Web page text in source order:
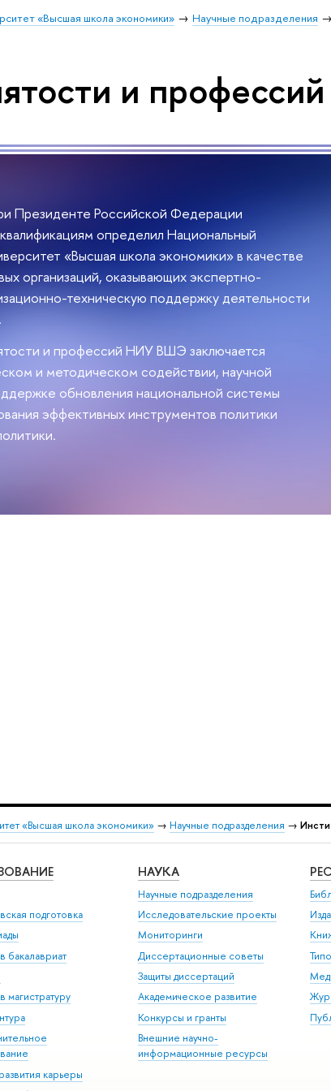
«Высшая школа экономики» Научные подразделения
и профессий
Президенте Российской Федерации
определил Национальный
«Высшая школа экономики» в качестве
организаций, оказывающих экспертно-
техническую поддержку деятельности
и профессий НИУ ВШЭ заключается
и методическом содействии, научной
обновления национальной системы
эффективных инструментов политики
«Высшая школа экономики» → Научные подразделения →
подготовка
бакалавриат
магистратуру
карьеры
НАУКА
Научные подразделения
Исследовательские проекты
Мониторинги
Диссертационные советы
Защиты диссертаций
Академическое развитие
Конкурсы и гранты
Внешние научно-
информационные ресурсы